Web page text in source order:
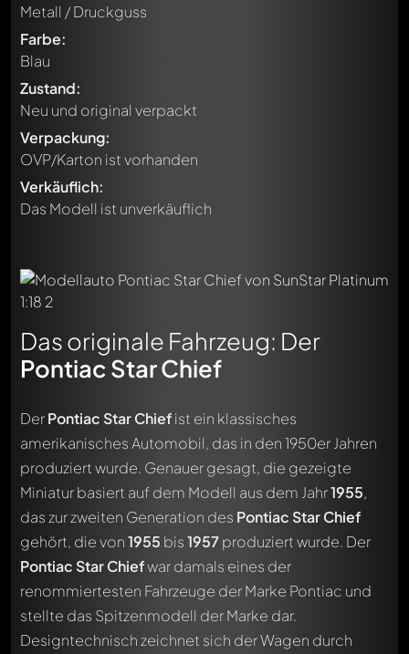
Metall / Druckguss
Farbe:
Blau
Zustand:
Neu und original verpackt
Verpackung:
OVP/Karton ist vorhanden
Verkäuflich:
Das Modell ist unverkäuflich
Das originale Fahrzeug: Der
Pontiac Star Chief
DerPontiac Star Chiefist ein klassisches
amerikanisches Automobil, das in den 1950er Jahren
produziert wurde. Genauer gesagt, die gezeigte
Miniatur basiert auf dem Modell aus dem Jahr1955,
das zur zweiten Generation des Pontiac Star Chief
gehört, die von1955 bis1957produziert wurde. Der
Pontiac Star Chiefwar damals eines der
renommiertesten Fahrzeuge der Marke Pontiac und
stellte das Spitzenmodell der Marke dar.
Designtechnisch zeichnet sich der Wagen durch